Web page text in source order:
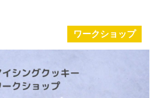
ワークショップ